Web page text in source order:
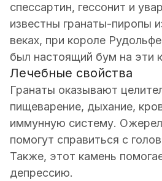
спессартин, гессонит и
известны гранаты-пиропы
веках, при короле
был настоящий бум на эти
Лечебные свойства
Гранаты оказывают
пищеварение, дыхание,
иммунную систему.
помогут справиться с
Также, этот камень
депрессию.